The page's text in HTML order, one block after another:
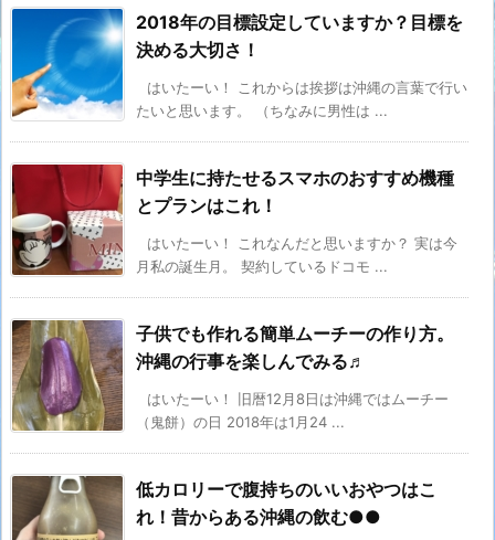
2018年の目標設定していますか？目標を
決める大切さ！
はいたーい！ これからは挨拶は沖縄の言葉で行い
たいと思います。 （ちなみに男性は ...
中学生に持たせるスマホのおすすめ機種
とプランはこれ！
はいたーい！ これなんだと思いますか？ 実は今
月私の誕生月。 契約しているドコモ ...
子供でも作れる簡単ムーチーの作り方。
沖縄の行事を楽しんでみる♬
はいたーい！ 旧暦12月8日は沖縄ではムーチー
（鬼餅）の日 2018年は1月24 ...
低カロリーで腹持ちのいいおやつはこ
れ！昔からある沖縄の飲む●●